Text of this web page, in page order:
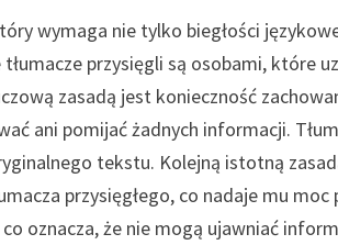
wymaga nie tylko biegłości
przysięgli są osobami, które
zasadą jest konieczność
ani pomijać żadnych informacji.
tekstu. Kolejną istotną
przysięgłego, co nadaje mu
oznacza, że nie mogą ujawniać